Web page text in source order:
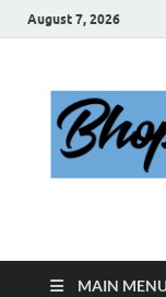
August 7, 2026
MAIN